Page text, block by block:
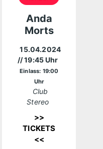
Anda
Morts
15.04.2024
// 19:45 Uhr
Einlass: 19:00
Uhr
Club
Stereo
>>
TICKETS
<<